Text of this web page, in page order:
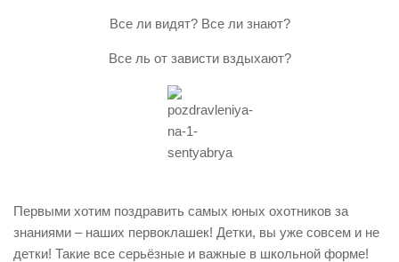
Все ли видят? Все ли знают?
Все ль от зависти вздыхают?
Первыми хотим поздравить самых юных охотников за
знаниями – наших первоклашек! Детки, вы уже совсем и не
детки! Такие все серьёзные и важные в школьной форме!